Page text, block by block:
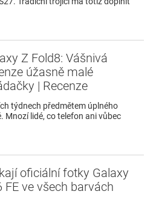
Z Fold8: Vášnivá
úžasně malé
| Recenze
týdnech předmětem úplného
Mnozí lidé, co telefon ani vůbec
oficiální fotky Galaxy
FE ve všech barvách